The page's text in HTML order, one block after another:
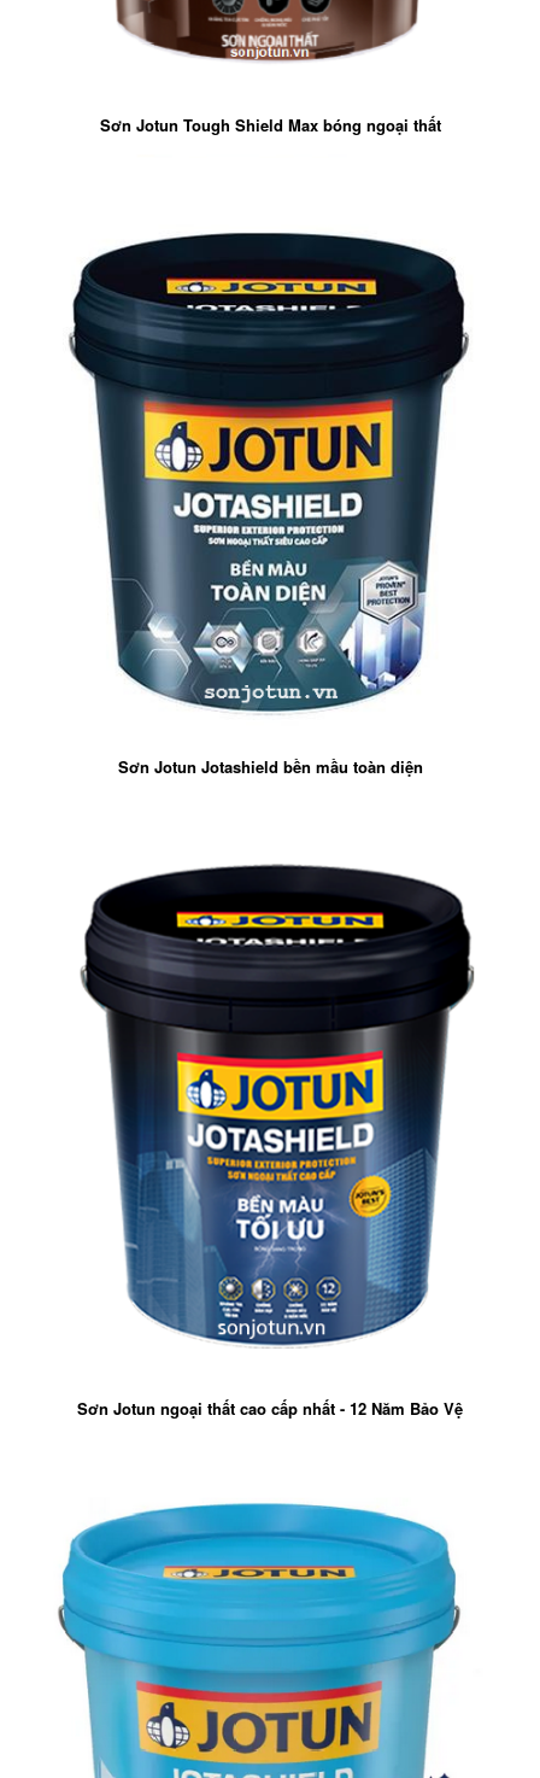
Sơn Jotun Tough Shield Max bóng ngoại thất
Sơn Jotun Jotashield bền mầu toàn diện
Sơn Jotun ngoại thất cao cấp nhất - 12 Năm Bảo Vệ